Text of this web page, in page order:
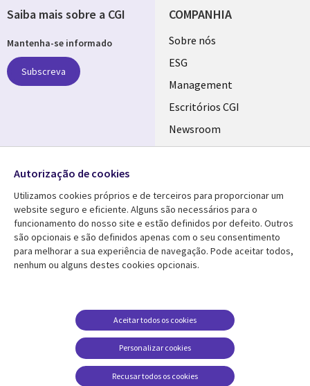
COMPANHIA
Useful
links
PORTUGAL
Sobre nós
ESG
Management
Escritórios CGI
Newsroom
Ecossistema de
Fusões
Media Center
Library
PORTUGAL
AJUDA
Legal
Acessibilidade
Ethics-Hotline
Legal
Saiba mais sobre a CGI
Mantenha-se informado
Subscreva
Social
Media
PORTUGAL
Autorização de cookies
Utilizamos cookies próprios e de terceiros para proporcionar um
website seguro e eficiente. Alguns são necessários para o
funcionamento do nosso site e estão definidos por defeito. Outros
são opcionais e são definidos apenas com o seu consentimento
para melhorar a sua experiência de navegação. Pode aceitar todos,
nenhum ou alguns destes cookies opcionais.
Personalizar cookies
Aceitar todos os cookies
Recusar todos os cookies